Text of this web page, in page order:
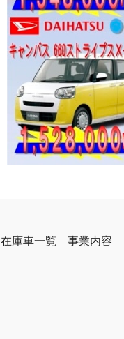
在庫車一覧 事業内容